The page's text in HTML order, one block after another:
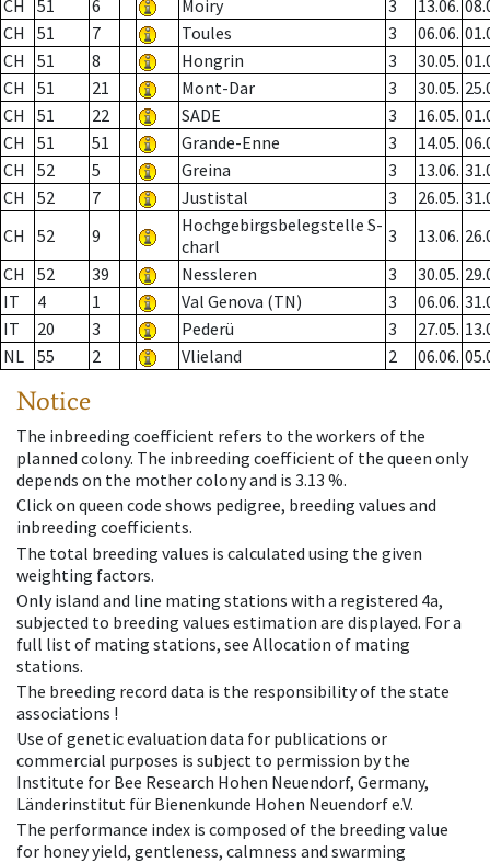
CH 51 6 Moiry 3 13.06.
CH
51 7 Toules 3 06.06.
CH
51 8 Hongrin 3 30.05.
CH
51 21 Mont-Dar 3 30.05.
CH
51 22 SADE 3 16.05.
CH
51 51 Grande-Enne 3 14.05.
CH
52 5 Greina 3 13.06.
CH
52 7 Justistal 3 26.05.
CH
52 9
Hochgebirgsbelegstelle S-
charl
3 13.06.
CH
52 39 Nessleren 3 30.05.
IT
4 1 Val Genova (TN) 3 06.06.
IT
20 3 Pederü 3 27.05.
NL 55 2 Vlieland 2 06.06.
Notice
The inbreeding coefficient refers to the workers of the
planned colony. The inbreeding coefficient of the queen only
depends on the mother colony and is 3.13 %.
Click on queen code shows pedigree, breeding values and
inbreeding coefficients.
The total breeding values is calculated using the given
weighting factors.
Only island and line mating stations with a registered 4a,
subjected to breeding values estimation are displayed. For a
full list of mating stations, see Allocation of mating
stations.
The breeding record data is the responsibility of the state
associations !
Use of genetic evaluation data for publications or
commercial purposes is subject to permission by the
Institute for Bee Research Hohen Neuendorf, Germany,
Länderinstitut für Bienenkunde Hohen Neuendorf e.V.
The performance index is composed of the breeding value
for honey yield, gentleness, calmness and swarming